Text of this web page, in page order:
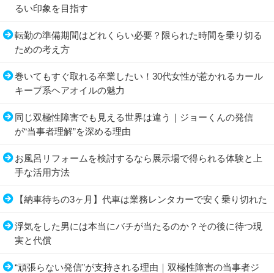
るい印象を目指す
転勤の準備期間はどれくらい必要？限られた時間を乗り切る
ための考え方
巻いてもすぐ取れる卒業したい！30代女性が惹かれるカール
キープ系ヘアオイルの魅力
同じ双極性障害でも見える世界は違う｜ジョーくんの発信
が“当事者理解”を深める理由
お風呂リフォームを検討するなら展示場で得られる体験と上
手な活用方法
【納車待ちの3ヶ月】代車は業務レンタカーで安く乗り切れた
浮気をした男には本当にバチが当たるのか？その後に待つ現
実と代償
“頑張らない発信”が支持される理由｜双極性障害の当事者ジ